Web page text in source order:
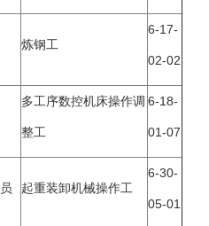
炼钢工
6-17-
02-02
多工序数控机床操作调
整工
6-18-
01-07
起重装卸机械操作工
6-30-
05-01